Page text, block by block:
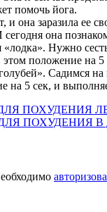
помочь йога.
и она заразила
сегодня она
Нужно
этом положение на
Садимся
на 5 сек, и
ПОХУДЕНИЯ
ПОХУДЕНИЯ